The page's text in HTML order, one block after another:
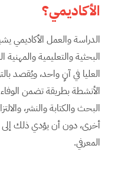
الأكاديمي؟
الدراسة والعمل الأكاديمي
البحثية والتعليمية
العليا في آنٍ واحد، ويُقصد
الأنشطة بطريقة تضمن
البحث والكتابة والنشر،
أخرى، دون أن يؤدي ذلك إلى
المعرفي.